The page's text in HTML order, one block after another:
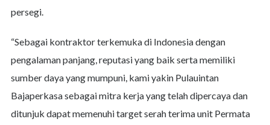
persegi.
“Sebagai kontraktor terkemuka di Indonesia dengan
pengalaman panjang, reputasi yang baik serta memiliki
sumber daya yang mumpuni, kami yakin Pulauintan
Bajaperkasa sebagai mitra kerja yang telah dipercaya dan
ditunjuk dapat memenuhi target serah terima unit Permata